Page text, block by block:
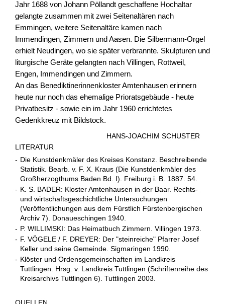
Jahr 1688 von Johann Pöllandt geschaffene Hochaltar
gelangte zusammen mit zwei Seitenaltären nach
Emmingen, weitere Seitenaltäre kamen nach
Immendingen, Zimmern und Aasen. Die Silbermann-Orgel
erhielt Neudingen, wo sie später verbrannte. Skulpturen und
liturgische Geräte gelangten nach Villingen, Rottweil,
Engen, Immendingen und Zimmern.
An das Benediktinerinnenkloster Amtenhausen erinnern
heute nur noch das ehemalige Prioratsgebäude - heute
Privatbesitz - sowie ein im Jahr 1960 errichtetes
Gedenkkreuz mit Bildstock.
HANS-JOACHIM SCHUSTER
LITERATUR
- Die Kunstdenkmäler des Kreises Konstanz. Beschreibende
Statistik. Bearb. v. F. X. Kraus (Die Kunstdenkmäler des
Großherzogthums Baden Bd. I). Freiburg i. B. 1887. 54.
- K. S. BADER: Kloster Amtenhausen in der Baar. Rechts-
und wirtschaftsgeschichtliche Untersuchungen
(Veröffentlichungen aus dem Fürstlich Fürstenbergischen
Archiv 7). Donaueschingen 1940.
- P. WILLIMSKI: Das Heimatbuch Zimmern. Villingen 1973.
- F. VÖGELE / F. DREYER: Der "steinreiche" Pfarrer Josef
Keller und seine Gemeinde. Sigmaringen 1990.
- Klöster und Ordensgemeinschaften im Landkreis
Tuttlingen. Hrsg. v. Landkreis Tuttlingen (Schriftenreihe des
Kreisarchivs Tuttlingen 6). Tuttlingen 2003.